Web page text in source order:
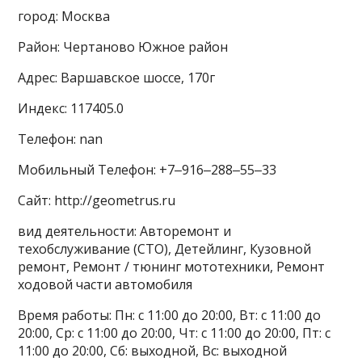
город: Москва
Район: Чертаново Южное район
Адрес: Варшавское шоссе, 170г
Индекс: 117405.0
Телефон: nan
Мобильный Телефон: +7‒916‒288‒55‒33
Сайт: http://geometrus.ru
вид деятельности: Авторемонт и
техобслуживание (СТО), Детейлинг, Кузовной
ремонт, Ремонт / тюнинг мототехники, Ремонт
ходовой части автомобиля
Время работы: Пн: с 11:00 до 20:00, Вт: с 11:00 до
20:00, Ср: с 11:00 до 20:00, Чт: с 11:00 до 20:00, Пт: с
11:00 до 20:00, Сб: выходной, Вс: выходной